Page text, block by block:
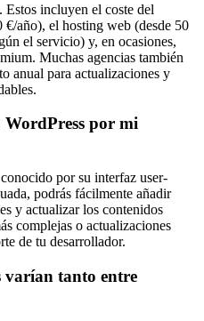
Estos incluyen el coste del
año), el hosting web (desde 50
el servicio) y, en ocasiones,
Muchas agencias también
anual para actualizaciones y
por mi
por su interfaz user-
podrás fácilmente añadir
y actualizar los contenidos
complejas o actualizaciones
de tu desarrollador.
varían tanto entre